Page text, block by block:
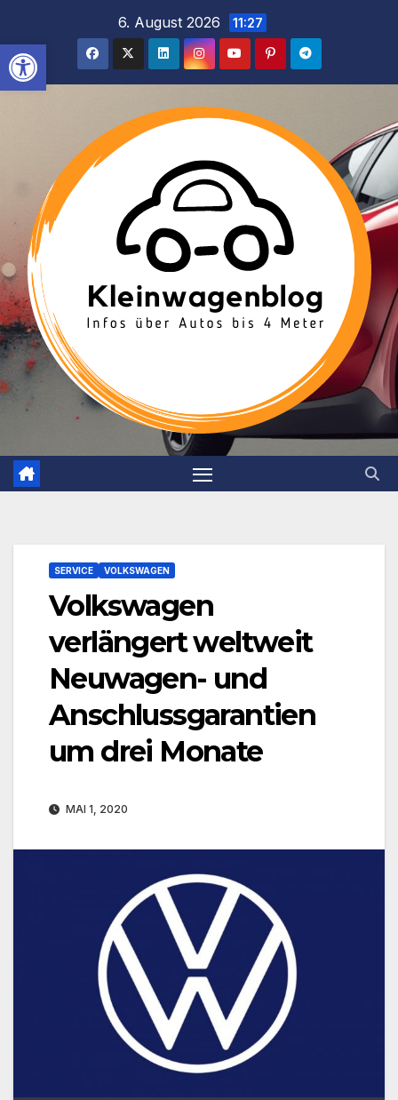
Werkzeugleiste öffnen
springen
6. August 2026 11:27
SERVICE VOLKSWAGEN
Volkswagen
verlängert weltweit
Neuwagen- und
Anschlussgarantien
um drei Monate
MAI 1, 2020